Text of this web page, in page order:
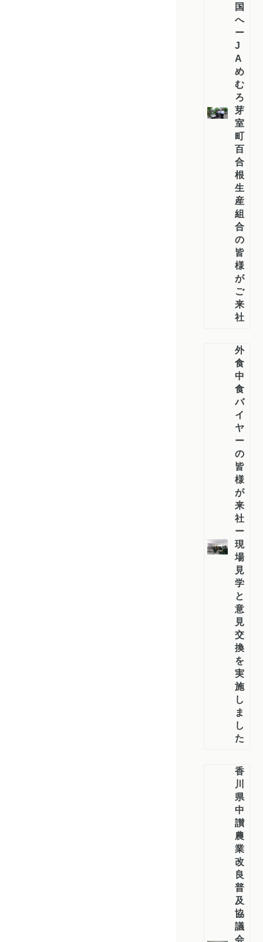
国
へ
ー
J
A
め
む
ろ
芽
室
町
百
合
根
生
産
組
合
の
皆
様
が
ご
来
社
外
食・
中
食
バ
イ
ヤ
ー
の
皆
様
が
来
社
ー
現
場
見
学
と
意
見
交
換
を
実
施
し
ま
し
た
香
川
県
中
讃
農
業
改
良
普
及
協
議
会